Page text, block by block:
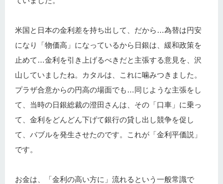
米国と日本の金利差を持ち出して、だから…為替は円安
になり「物価高」になっているから日銀は、緩和政策を
止めて…金利を引き上げるべきだと主張する意見を、沢
山していましたね。カタルは、これに噛みつきました。
プラザ合意からの円高の場面でも…同じような主張をし
て、当時の日銀総裁の澄田さんは、その「口車」に乗っ
て、金利をどんどん下げて銀行の貸し出し競争を促し
て、バブルを発生させたのです。これが「金利平価説」
です。
お金は、「金利の高い方に」流れるという一般常識で